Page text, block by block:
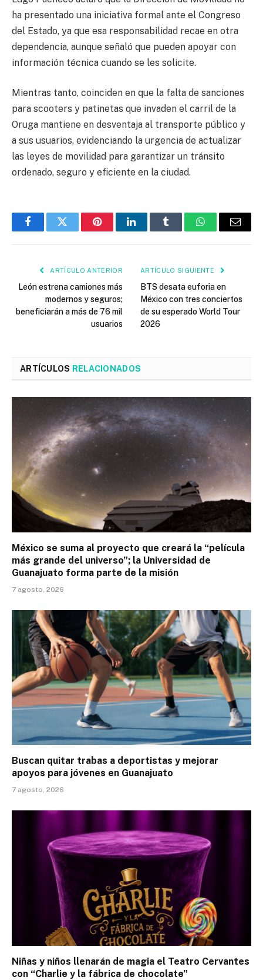
ha presentado una iniciativa formal ante el Congreso
del Estado, ya que esa responsabilidad recae en otra
dependencia, aunque señaló que pueden apoyar con
información técnica cuando se les solicite.
Mientras tanto, coinciden en que la falta de sanciones
para scooters y patinetas que invaden el carril de la
Oruga mantiene en desventaja al transporte público y
a sus usuarios, evidenciando la urgencia de actualizar
las leyes de movilidad para garantizar un tránsito
ordenado, seguro y eficiente en la ciudad.
FacebookTwitter PinterestLinkedInTumblr WhatsAppEmail
ARTÍCULO ANTERIOR
León estrena camiones más
modernos y seguros;
beneficiarán a más de 76 mil
usuarios
ARTÍCULO SIGUIENTE
BTS desata euforia en
México con tres conciertos
de su esperado World Tour
2026
ARTÍCULOS RELACIONADOS
México se suma al proyecto que creará la “película
más grande del universo”; la Universidad de
Guanajuato forma parte de la misión
7 agosto, 2026
Buscan quitar trabas a deportistas y mejorar
apoyos para jóvenes en Guanajuato
7 agosto, 2026
Niñas y niños llenarán de magia el Teatro Cervantes
con “Charlie y la fábrica de chocolate”